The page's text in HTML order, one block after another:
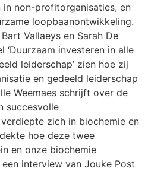
non-profitorganisaties, en
loopbaanontwikkeling.
Vallaeys en Sarah De
‘Duurzaam investeren in alle
leiderschap’ zien hoe zij
en gedeeld leiderschap
Weemaes schrijft over de
succesvolle
zich in biochemie en
hoe deze twee
en onze biochemie
interview van Jouke Post